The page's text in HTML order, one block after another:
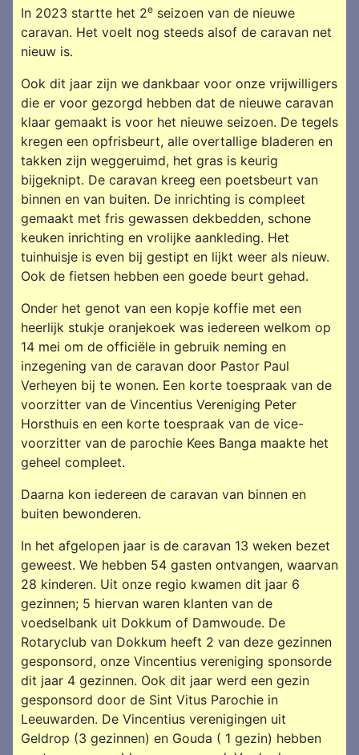
In 2023 startte het 2e seizoen van de nieuwe
caravan. Het voelt nog steeds alsof de caravan net
nieuw is.
Ook dit jaar zijn we dankbaar voor onze vrijwilligers
die er voor gezorgd hebben dat de nieuwe caravan
klaar gemaakt is voor het nieuwe seizoen. De tegels
kregen een opfrisbeurt, alle overtallige bladeren en
takken zijn weggeruimd, het gras is keurig
bijgeknipt. De caravan kreeg een poetsbeurt van
binnen en van buiten. De inrichting is compleet
gemaakt met fris gewassen dekbedden, schone
keuken inrichting en vrolijke aankleding. Het
tuinhuisje is even bij gestipt en lijkt weer als nieuw.
Ook de fietsen hebben een goede beurt gehad.
Onder het genot van een kopje koffie met een
heerlijk stukje oranjekoek was iedereen welkom op
14 mei om de officiële in gebruik neming en
inzegening van de caravan door Pastor Paul
Verheyen bij te wonen. Een korte toespraak van de
voorzitter van de Vincentius Vereniging Peter
Horsthuis en een korte toespraak van de vice-
voorzitter van de parochie Kees Banga maakte het
geheel compleet.
Daarna kon iedereen de caravan van binnen en
buiten bewonderen.
In het afgelopen jaar is de caravan 13 weken bezet
geweest. We hebben 54 gasten ontvangen, waarvan
28 kinderen. Uit onze regio kwamen dit jaar 6
gezinnen; 5 hiervan waren klanten van de
voedselbank uit Dokkum of Damwoude. De
Rotaryclub van Dokkum heeft 2 van deze gezinnen
gesponsord, onze Vincentius vereniging sponsorde
dit jaar 4 gezinnen. Ook dit jaar werd een gezin
gesponsord door de Sint Vitus Parochie in
Leeuwarden. De Vincentius verenigingen uit
Geldrop (3 gezinnen) en Gouda ( 1 gezin) hebben